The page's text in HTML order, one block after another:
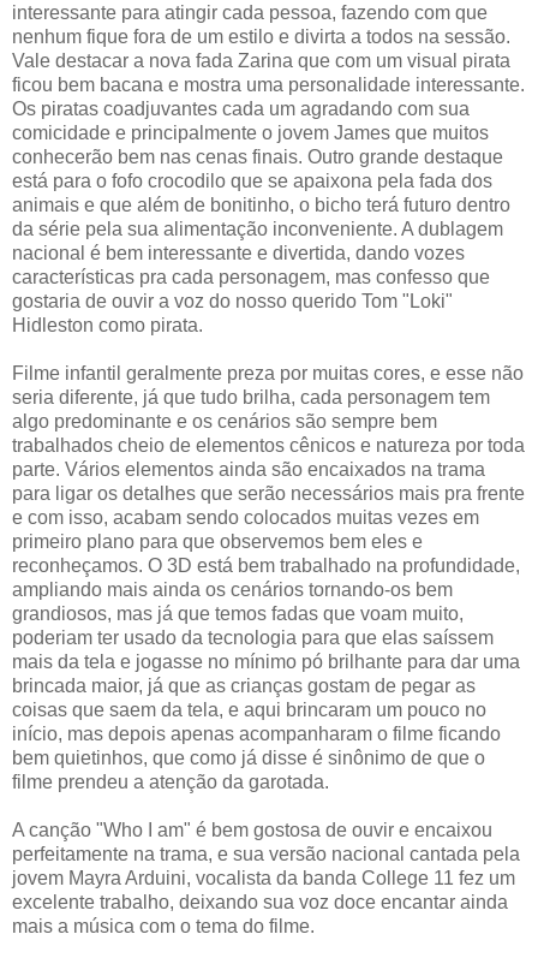
interessante para atingir cada pessoa, fazendo com que
nenhum fique fora de um estilo e divirta a todos na sessão.
Vale destacar a nova fada Zarina que com um visual pirata
ficou bem bacana e mostra uma personalidade interessante.
Os piratas coadjuvantes cada um agradando com sua
comicidade e principalmente o jovem James que muitos
conhecerão bem nas cenas finais. Outro grande destaque
está para o fofo crocodilo que se apaixona pela fada dos
animais e que além de bonitinho, o bicho terá futuro dentro
da série pela sua alimentação inconveniente. A dublagem
nacional é bem interessante e divertida, dando vozes
características pra cada personagem, mas confesso que
gostaria de ouvir a voz do nosso querido Tom "Loki"
Hidleston como pirata.
Filme infantil geralmente preza por muitas cores, e esse não
seria diferente, já que tudo brilha, cada personagem tem
algo predominante e os cenários são sempre bem
trabalhados cheio de elementos cênicos e natureza por toda
parte. Vários elementos ainda são encaixados na trama
para ligar os detalhes que serão necessários mais pra frente
e com isso, acabam sendo colocados muitas vezes em
primeiro plano para que observemos bem eles e
reconheçamos. O 3D está bem trabalhado na profundidade,
ampliando mais ainda os cenários tornando-os bem
grandiosos, mas já que temos fadas que voam muito,
poderiam ter usado da tecnologia para que elas saíssem
mais da tela e jogasse no mínimo pó brilhante para dar uma
brincada maior, já que as crianças gostam de pegar as
coisas que saem da tela, e aqui brincaram um pouco no
início, mas depois apenas acompanharam o filme ficando
bem quietinhos, que como já disse é sinônimo de que o
filme prendeu a atenção da garotada.
A canção "Who I am" é bem gostosa de ouvir e encaixou
perfeitamente na trama, e sua versão nacional cantada pela
jovem Mayra Arduini, vocalista da banda College 11 fez um
excelente trabalho, deixando sua voz doce encantar ainda
mais a música com o tema do filme.